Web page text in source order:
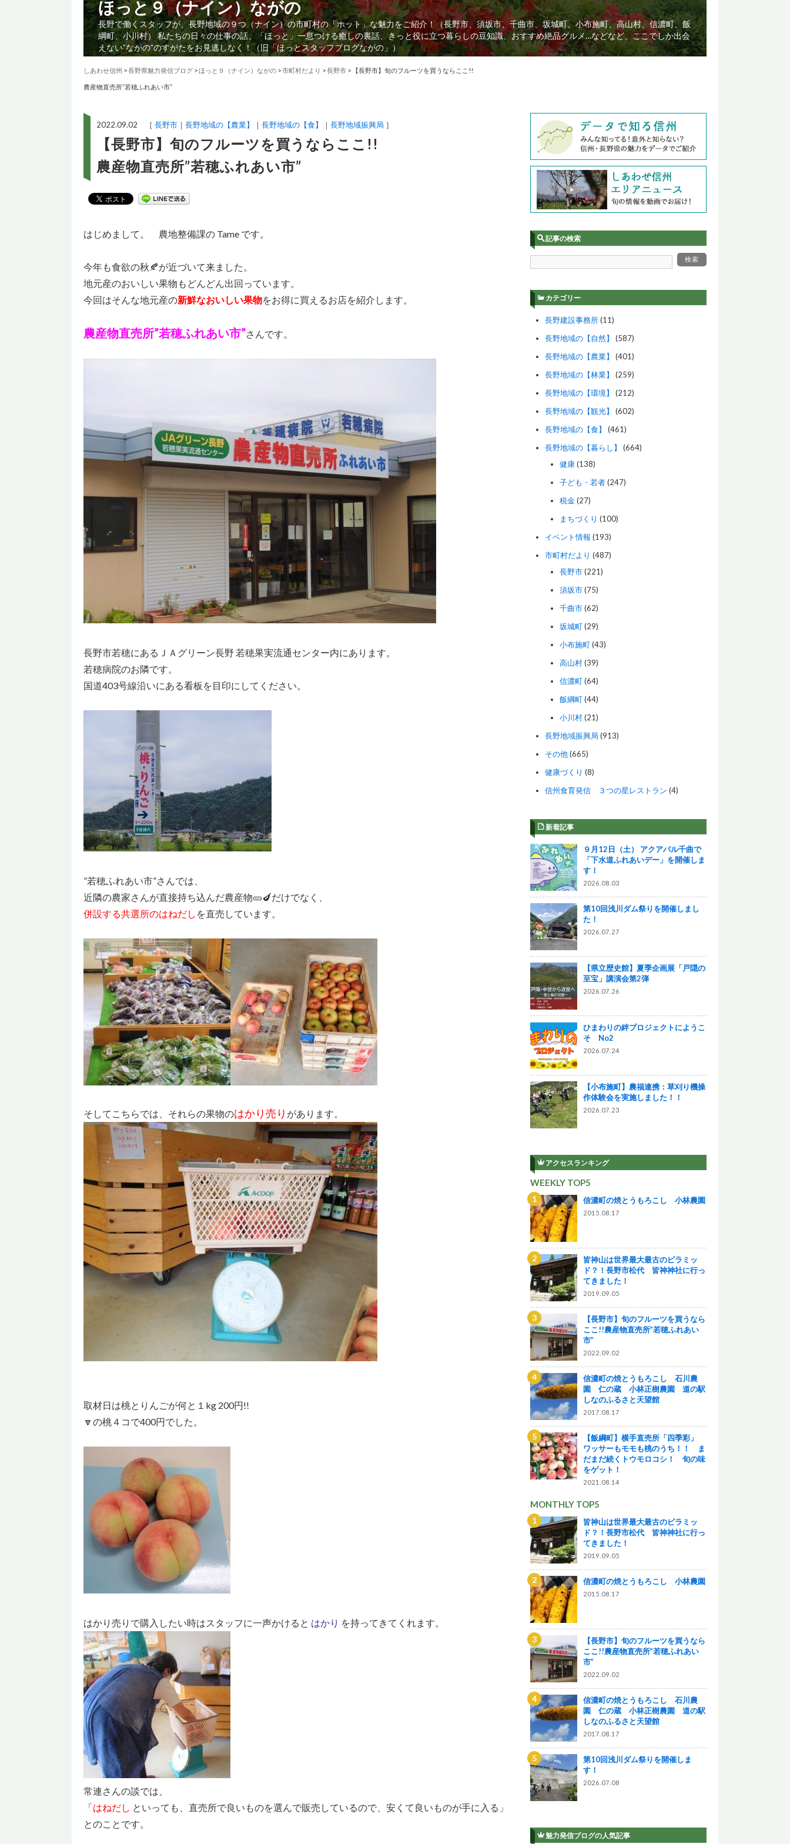
ほっと９（ナイン）ながの
長野で働くスタッフが、長野地域の９つ（ナイン）の市町村の「ホット」な魅力をご紹介！（長野市、須坂市、千曲市、坂城町、小布施町、高山村、信濃町、飯
綱町、小川村） 私たちの日々の仕事の話、「ほっと」一息つける癒しの裏話、きっと役に立つ暮らしの豆知識、おすすめ絶品グルメ…などなど、ここでしか出会
えない”ながの”のすがたをお見逃しなく！（旧「ほっとスタッフブログながの」）
しあわせ信州 >長野県魅力発信ブログ >ほっと９（ナイン）ながの >市町村だより >長野市 > 【長野市】旬のフルーツを買うならここ!!
農産物直売所”若穂ふれあい市”
2022.09.02 ［ 長野市 長野地域の【農業】 長野地域の【食】 長野地域振興局 ］
【長野市】旬のフルーツを買うならここ!!
農産物直売所”若穂ふれあい市”
はじめまして。 農地整備課の Tame です。
今年も食欲の秋🍂が近づいて来ました。
地元産のおいしい果物もどんどん出回っています。
今回はそんな地元産の新鮮なおいしい果物をお得に買えるお店を紹介します。
農産物直売所”若穂ふれあい市”さんです。
長野市若穂にあるＪＡグリーン長野 若穂果実流通センター内にあります。
若穂病院のお隣です。
国道403号線沿いにある看板を目印にしてください。
”若穂ふれあい市”さんでは、
近隣の農家さんが直接持ち込んだ農産物🥒🍆だけでなく、
併設する共選所のはねだし を直売しています。
そしてこちらでは、それらの果物のはかり売り があります。
取材日は桃とりんごが何と１kg 200円!!
🔽の桃４コで400円でした。
はかり売りで購入したい時はスタッフに一声かけると はかり を持ってきてくれます。
常連さんの談では、
「はねだし といっても、直売所で良いものを選んで販売しているので、安くて良いものが手に入る」
とのことです。
記事の検索
カテゴリー
長野建設事務所(11)
長野地域の【自然】
(587)
長野地域の【農業】
(401)
長野地域の【林業】
(259)
長野地域の【環境】
(212)
長野地域の【観光】
(602)
長野地域の【食】
(461)
長野地域の【暮らし】
(664)
健康(138)
子ども・若者(247)
税金(27)
まちづくり (100)
イベント情報 (193)
市町村だより (487)
長野市(221)
須坂市(75)
千曲市(62)
坂城町(29)
小布施町(43)
高山村(39)
信濃町(64)
飯綱町(44)
小川村(21)
長野地域振興局 (913)
その他(665)
健康づくり (8)
信州食育発信 ３つの星レストラン (4)
新着記事
９月12日（土） アクアパル千曲で
「下水道ふれあいデー」を開催しま
す！
2026.08.03
第10回浅川ダム祭りを開催しまし
た！
2026.07.27
【県立歴史館】夏季企画展「戸隠の
至宝」講演会第2弾
2026.07.26
ひまわりの絆プロジェクトにようこ
そ No2
2026.07.24
【小布施町】農福連携：草刈り機操
作体験会を実施しました！！
2026.07.23
アクセスランキング
WEEKLY TOP5
信濃町の焼とうもろこし 小林農園
2015.08.17
皆神山は世界最大最古のピラミッ
ド？！長野市松代 皆神神社に行っ
てきました！
2019.09.05
【長野市】旬のフルーツを買うなら
ここ!!農産物直売所”若穂ふれあい
市”
2022.09.02
信濃町の焼とうもろこし 石川農
園 仁の蔵 小林正樹農園 道の駅
しなのふるさと天望館
2017.08.17
【飯綱町】横手直売所「四季彩」
ワッサーもモモも桃のうち！！ ま
だまだ続くトウモロコシ！ 旬の味
をゲット！
2021.08.14
MONTHLY TOP5
皆神山は世界最大最古のピラミッ
ド？！長野市松代 皆神神社に行っ
てきました！
2019.09.05
信濃町の焼とうもろこし 小林農園
2015.08.17
【長野市】旬のフルーツを買うなら
ここ!!農産物直売所”若穂ふれあい
市”
2022.09.02
信濃町の焼とうもろこし 石川農
園 仁の蔵 小林正樹農園 道の駅
しなのふるさと天望館
2017.08.17
第10回浅川ダム祭りを開催しま
す！
2026.07.08
魅力発信ブログの人気記事